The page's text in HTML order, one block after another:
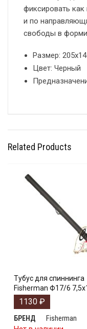
фиксировать
и по
свободы в
Размер:
Цвет: Черный
Related Products
Тубус для спиннинга
Fisherman Ф17/6
1130 ₽
БРЕНД
Fisherman